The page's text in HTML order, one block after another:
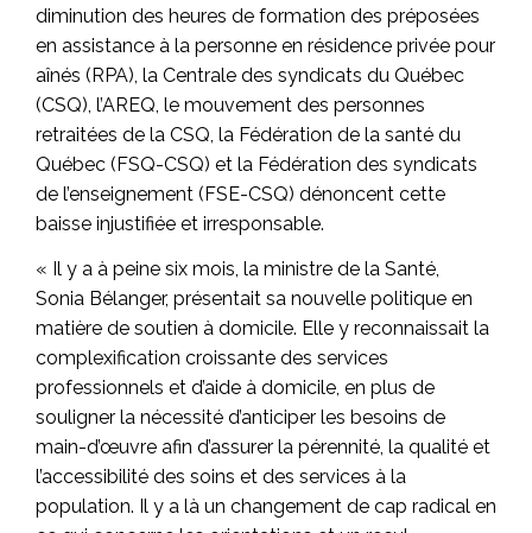
diminution des heures de formation des préposées
en assistance à la personne en résidence privée pour
aînés (RPA), la Centrale des syndicats du Québec
(CSQ), l’AREQ, le mouvement des personnes
retraitées de la CSQ, la Fédération de la santé du
Québec (FSQ-CSQ) et la Fédération des syndicats
de l’enseignement (FSE-CSQ) dénoncent cette
baisse injustifiée et irresponsable.
« Il y a à peine six mois, la ministre de la Santé,
Sonia Bélanger, présentait sa nouvelle politique en
matière de soutien à domicile. Elle y reconnaissait la
complexification croissante des services
professionnels et d’aide à domicile, en plus de
souligner la nécessité d’anticiper les besoins de
main-d’œuvre afin d’assurer la pérennité, la qualité et
l’accessibilité des soins et des services à la
population. Il y a là un changement de cap radical en